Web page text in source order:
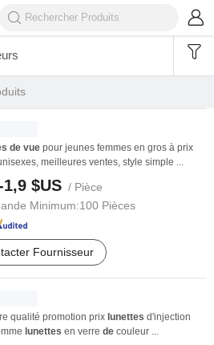
de vue pour jeunes femmes en gros à prix
meilleures ventes, style simple ...
1,9 $US / Pièce
Minimum:100 Pièces
Fournisseur
qualité promotion prix lunettes d'injection
lunettes en verre de couleur ...